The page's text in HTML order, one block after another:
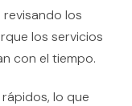
los
los servicios
con el tiempo.
lo que